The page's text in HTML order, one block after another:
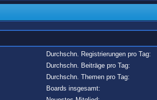
Durchschn. Registrierungen pro Tag:
Durchschn. Beiträge pro Tag:
Durchschn. Themen pro Tag:
Boards insgesamt: